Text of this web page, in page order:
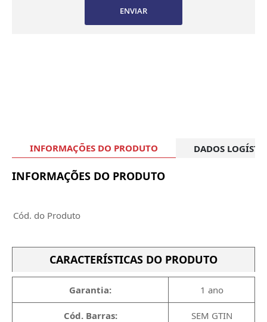
ENVIAR
INFORMAÇÕES DO PRODUTO DADOS
INFORMAÇÕES DO PRODUTO
Cód. do Produto
CARACTERÍSTICAS DO PRODUTO
Garantia: 1 ano
Cód. Barras: SEM GTIN